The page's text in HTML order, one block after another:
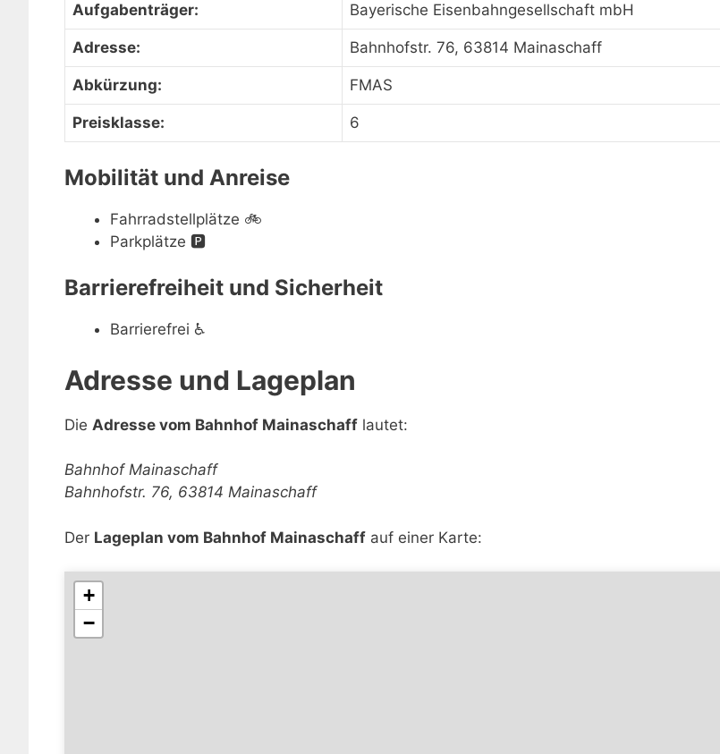
Aufgabenträger: Bayerische Eisenbahngesellschaft mbH
Adresse: Bahnhofstr. 76, 63814 Mainaschaff
Abkürzung: FMAS
Preisklasse: 6
Mobilität und Anreise
Fahrradstellplätze 🚲
Parkplätze 🅿️
Barrierefreiheit und Sicherheit
Barrierefrei ♿
Adresse und Lageplan
Die Adresse vom Bahnhof Mainaschaff lautet:
Bahnhof Mainaschaff
Bahnhofstr. 76, 63814 Mainaschaff
Der Lageplan vom Bahnhof Mainaschaff auf einer Karte:
+
−